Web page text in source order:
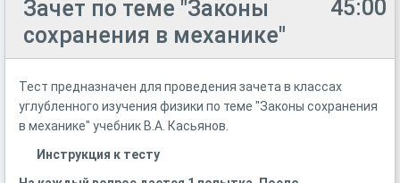
45:00
Зачет по теме "Законы
сохранения в механике"
Тест предназначен для проведения зачета в классах
углубленного изучения физики по теме "Законы сохранения
в механике" учебник В.А. Касьянов.
Инструкция к тесту